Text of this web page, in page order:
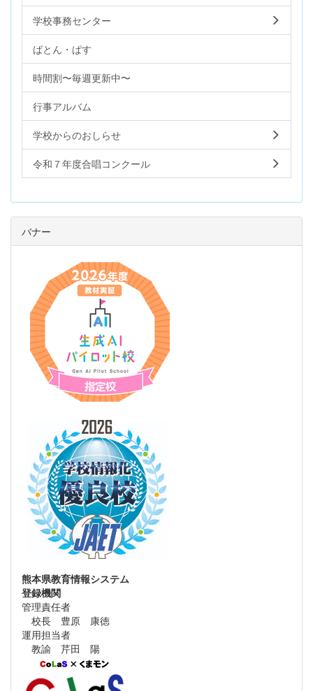
学校事務センター
ばとん・ぱす
時間割〜毎週更新中〜
行事アルバム
学校からのおしらせ
令和７年度合唱コンクール
バナー
熊本県教育情報システム
登録機関
管理責任者
校長 豊原 康徳
運用担当者
教諭 芹田 陽